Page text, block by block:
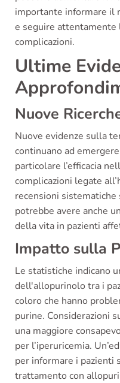
importante informare il
e seguire attentamente
complicazioni.
Ultime
Nuove
Nuove evidenze sulla
continuano ad
particolare l’efficacia
complicazioni legate
recensioni sistematiche
potrebbe avere anche
della vita in pazienti
Impatto sulla
Le statistiche indicano
dell'allopurinolo tra i
coloro che hanno
purine. Considerazioni
una maggiore
per l’iperuricemia.
per informare i pazienti
trattamento con